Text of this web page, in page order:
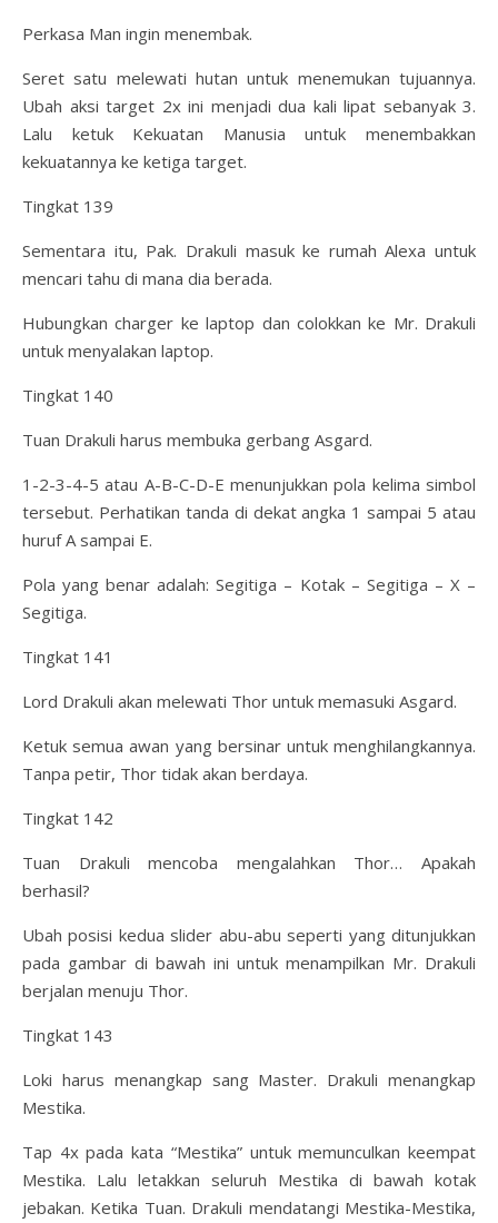
Perkasa Man ingin menembak.
Seret satu melewati hutan untuk menemukan tujuannya.
Ubah aksi target 2x ini menjadi dua kali lipat sebanyak 3.
Lalu ketuk Kekuatan Manusia untuk menembakkan
kekuatannya ke ketiga target.
Tingkat 139
Sementara itu, Pak. Drakuli masuk ke rumah Alexa untuk
mencari tahu di mana dia berada.
Hubungkan charger ke laptop dan colokkan ke Mr. Drakuli
untuk menyalakan laptop.
Tingkat 140
Tuan Drakuli harus membuka gerbang Asgard.
1-2-3-4-5 atau A-B-C-D-E menunjukkan pola kelima simbol
tersebut. Perhatikan tanda di dekat angka 1 sampai 5 atau
huruf A sampai E.
Pola yang benar adalah: Segitiga – Kotak – Segitiga – X –
Segitiga.
Tingkat 141
Lord Drakuli akan melewati Thor untuk memasuki Asgard.
Ketuk semua awan yang bersinar untuk menghilangkannya.
Tanpa petir, Thor tidak akan berdaya.
Tingkat 142
Tuan Drakuli mencoba mengalahkan Thor… Apakah
berhasil?
Ubah posisi kedua slider abu-abu seperti yang ditunjukkan
pada gambar di bawah ini untuk menampilkan Mr. Drakuli
berjalan menuju Thor.
Tingkat 143
Loki harus menangkap sang Master. Drakuli menangkap
Mestika.
Tap 4x pada kata “Mestika” untuk memunculkan keempat
Mestika. Lalu letakkan seluruh Mestika di bawah kotak
jebakan. Ketika Tuan. Drakuli mendatangi Mestika-Mestika,